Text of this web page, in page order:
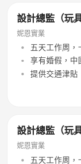
設計總監（玩
妮恩實業
五天工作周，
享有婚假，中
提供交通津貼
設計總監（玩
妮恩實業
五天工作周，